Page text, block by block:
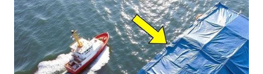
WAHANA
NEWS
WAHANA
TANI